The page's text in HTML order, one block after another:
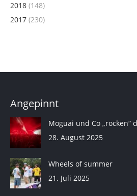
2018 (148)
2017 (230)
Angepinnt
Moguai und Co „rocken“
28. August 2025
Wheels of summer
21. Juli 2025